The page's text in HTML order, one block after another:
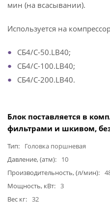
мин (на всасывании).
Используется на
СБ4/С-50.LB40;
СБ4/С-100.LB40;
СБ4/С-200.LB40.
Блок поставляется в
фильтрами и шкивом,
Тип
Головка поршневая
Давление, (атм)
10
Производительность, (л/мин)
Мощность, кВт
3
Вес кг
32